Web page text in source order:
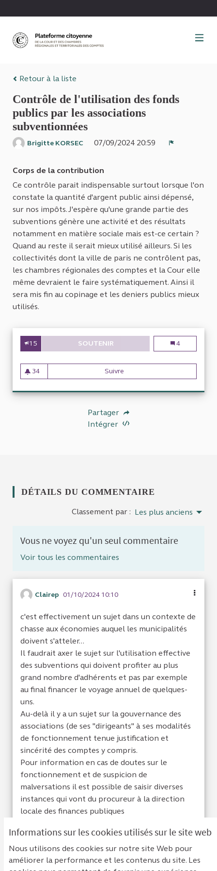
Informations sur les cookies utilisés sur le site web
Nous utilisons des cookies sur notre site Web pour
améliorer la performance et les contenus du site. Les
Retour à la liste
Contrôle de l'utilisation des fonds
publics par les associations
subventionnées
Brigitte KORSEC
07/09/2024 20:59
Corps de la contribution
Ce contrôle parait indispensable surtout lorsque l'on
constate la quantité d'argent public ainsi dépensé,
sur nos impôts. J'espère qu'une grande partie des
subventions génère une activité et des résultats
notamment en matière sociale mais est-ce certain ?
Quand au reste il serait mieux utilisé ailleurs. Si les
collectivités dont la ville de paris ne contrôlent pas,
les chambres régionales des comptes et la Cour elle
même devraient le faire systématiquement. Ainsi il
sera mis fin au copinage et les deniers publics mieux
utilisés.
15 SOUTENIR CONTRÔLE DE Contrôle de
4
34
34 abonnés
Suivre
Partager
Intégrer
DÉTAILS DU COMMENTAIRE
Classement par : Les plus anciens
Vous ne voyez qu'un seul commentaire
Voir tous les commentaires
Clairep 01/10/2024 10:10
c'est effectivement un sujet dans un contexte de
chasse aux économies auquel les municipalités
doivent s'atteler...
Il faudrait axer le sujet sur l'utilisation effective
des subventions qui doivent profiter au plus
grand nombre d'adhérents et pas par exemple
au final financer le voyage annuel de quelques-
uns.
Au-delà il y a un sujet sur la gouvernance des
associations (de ses "dirigeants" à ses modalités
de fonctionnement tenue justification et
sincérité des comptes y compris.
Pour information en cas de doutes sur le
fonctionnement et de suspicion de
malversations il est possible de saisir diverses
instances qui vont du procureur à la direction
locale des finances publiques